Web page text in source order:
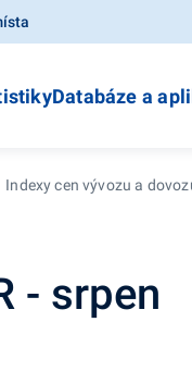
Databáze a
Indexy cen vývozu a
- srpen